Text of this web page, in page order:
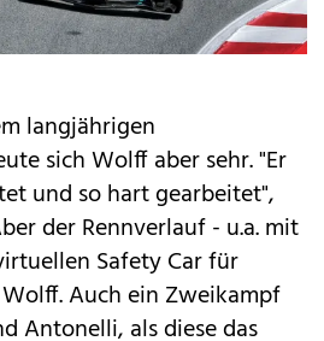
langjährigen
sich Wolff aber sehr. "Er
und so hart gearbeitet",
der Rennverlauf - u.a. mit
Safety Car für
Auch ein Zweikampf
Antonelli, als diese das